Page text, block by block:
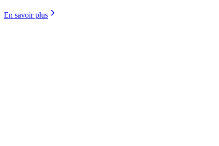
En savoir plus